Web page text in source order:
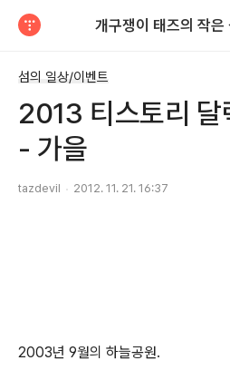
섬의 일상/이벤트
2013 티스토리 달
- 가을
tazdevil 2012. 11. 21. 16:37
2003년 9월의 하늘공원.